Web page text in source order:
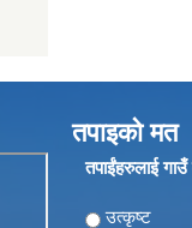
तपाइको मत
तपाईंहरुलाई गाउँ
Choices
उत्कृष्ट